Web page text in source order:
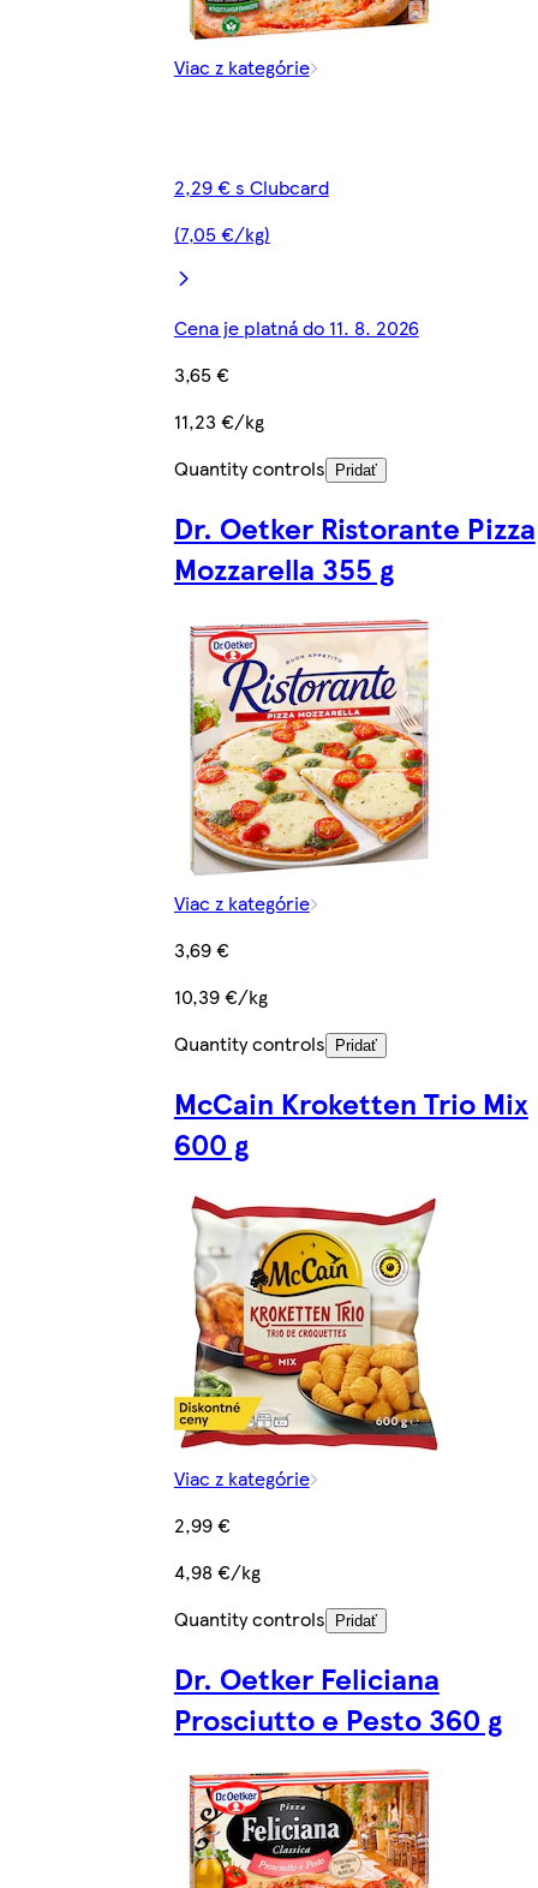
Viac z kategórie
2,29 € s Clubcard
(7,05 €/kg)
Cena je platná do 11. 8. 2026
3,65 €
11,23 €/kg
Quantity controls
Pridať
Dr. Oetker Ristorante Pizza
Mozzarella 355 g
Viac z kategórie
3,69 €
10,39 €/kg
Quantity controls
Pridať
McCain Kroketten Trio Mix
600 g
Viac z kategórie
2,99 €
4,98 €/kg
Quantity controls
Pridať
Dr. Oetker Feliciana
Prosciutto e Pesto 360 g